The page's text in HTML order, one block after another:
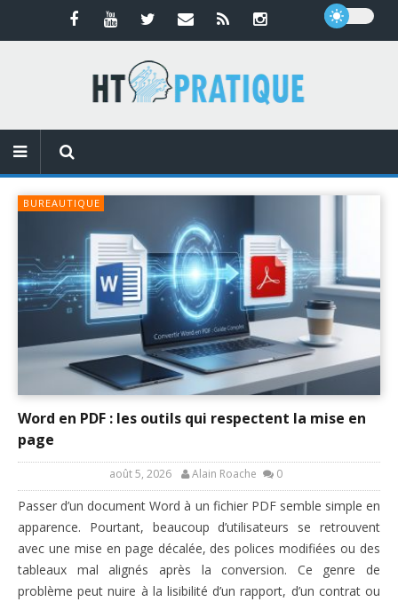
BUREAUTIQUE
Word en PDF : les outils qui respectent la mise en
page
août 5, 2026 Alain Roache 0
Passer d’un document Word à un fichier PDF semble simple en
apparence. Pourtant, beaucoup d’utilisateurs se retrouvent
avec une mise en page décalée, des polices modifiées ou des
tableaux mal alignés après la conversion. Ce genre de
problème peut nuire à la lisibilité d’un rapport, d’un contrat ou